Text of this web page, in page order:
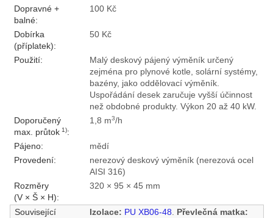
Dopravné +
balné:
100 Kč
Dobírka
(příplatek):
50 Kč
Použití:
Malý deskový pájený výměník určený
zejména pro plynové kotle, solární systémy,
bazény, jako oddělovací výměník.
Uspořádání desek zaručuje vyšší účinnost
než obdobné produkty. Výkon 20 až 40 kW.
Doporučený
max. průtok1):
1,8 m3/h
Pájeno:
mědí
Provedení:
nerezový deskový výměník (nerezová ocel
AISI 316)
Rozměry
(V × Š × H):
320 × 95 × 45 mm
Související
Izolace: PU XB06-48. Převlečná matka: